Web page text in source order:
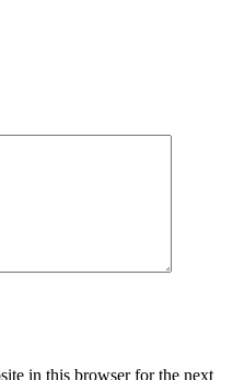
in this browser for the next